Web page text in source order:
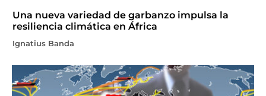
Una nueva variedad de garbanzo impulsa la
resiliencia climática en África
Ignatius Banda